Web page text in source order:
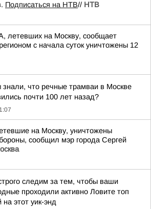
Подписаться на НТВ// НТВ
летевших на Москву, сообщает
с начала суток уничтожены 12
что речные трамваи в Москве
почти 100 лет назад?
на Москву, уничтожены
сообщил мэр города Сергей
следим за тем, чтобы ваши
проходили активно Ловите топ
на этот уик-энд